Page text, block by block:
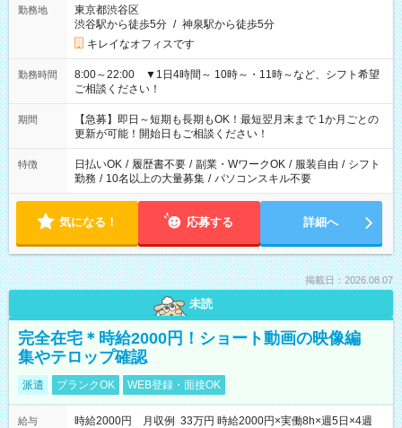
勤務地
東京都渋谷区
渋谷駅から徒歩5分 / 神泉駅から徒歩5分
キレイなオフィスです
勤務時間
8:00～22:00 ▼1日4時間～ 10時～・11時～など、シフト希望
ご相談ください！
期間
【急募】即日～短期も長期もOK！最短翌月末まで 1か月ごとの
更新が可能！開始日もご相談ください！
特徴 日払いOK / 履歴書不要 / 副業・WワークOK / 服装自由 / シフト
勤務 / 10名以上の大量募集 / パソコンスキル不要
気になる！ 応募する 詳細へ
掲載日：2026.08.07
未読
完全在宅＊時給2000円！ショート動画の映像編
集やテロップ確認
派遣 ブランクOK WEB登録・面接OK
給与
時給2000円 月収例 33万円 時給2000円×実働8h×週5日×4週